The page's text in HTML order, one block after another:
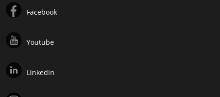
Facebook
Youtube
Linkedin